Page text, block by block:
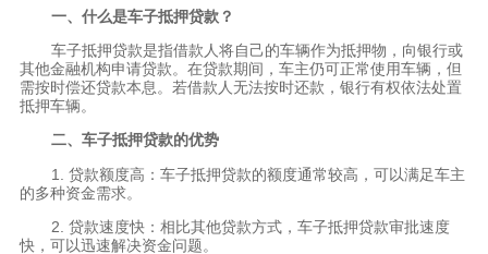
一、什么是车子抵押贷款？
车子抵押贷款是指借款人将自己的车辆作为抵押物，向银行或
其他金融机构申请贷款。在贷款期间，车主仍可正常使用车辆，但
需按时偿还贷款本息。若借款人无法按时还款，银行有权依法处置
抵押车辆。
二、车子抵押贷款的优势
1. 贷款额度高：车子抵押贷款的额度通常较高，可以满足车主
的多种资金需求。
2. 贷款速度快：相比其他贷款方式，车子抵押贷款审批速度
快，可以迅速解决资金问题。